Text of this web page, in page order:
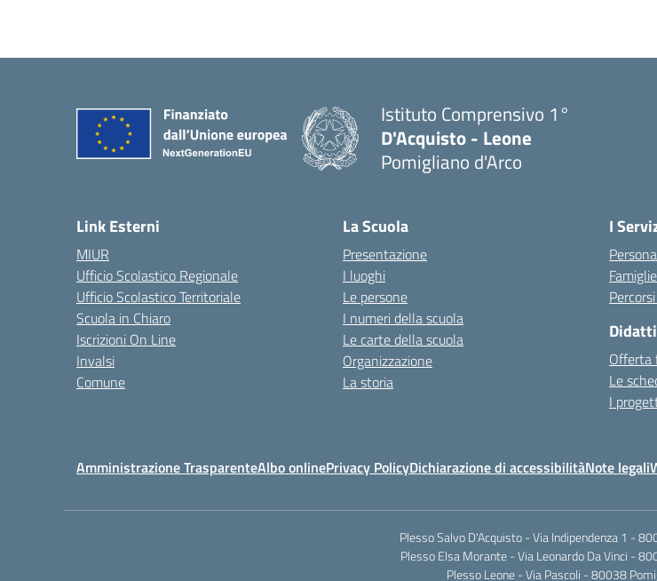
Istituto Comprensivo 1°
D'Acquisto - Leone
Pomigliano d'Arco
Link Esterni
MIUR
Ufficio Scolastico Regionale
Ufficio Scolastico Territoriale
Scuola in Chiaro
Iscrizioni On Line
Invalsi
Comune
La Scuola
Presentazione
I luoghi
Le persone
I numeri della scuola
Le carte della scuola
Organizzazione
La storia
I
Offerta
Le
I
Amministrazione TrasparenteAlbo onlinePrivacy PolicyDichiarazione di accessibilitàNote legali
Plesso Salvo D'Acquisto - Via Indipendenza 1 -
Plesso Elsa Morante - Via Leonardo Da Vinci -
Plesso Leone - Via Pascoli - 80038